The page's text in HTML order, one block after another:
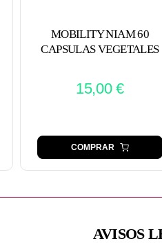
MOBILITY NIAM 60
CAPSULAS VEGETALES
15,00€
COMPRAR
AVISOS